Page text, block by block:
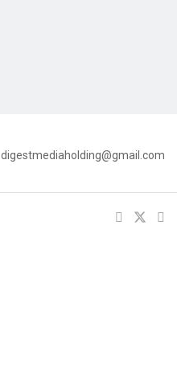
digestmediaholding@gmail.com